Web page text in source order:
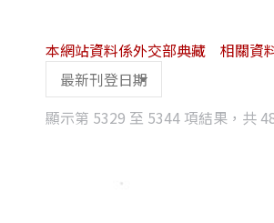
顯示第 5329 至 5344 項結果，共
本網站資料係外交部典藏 相關資